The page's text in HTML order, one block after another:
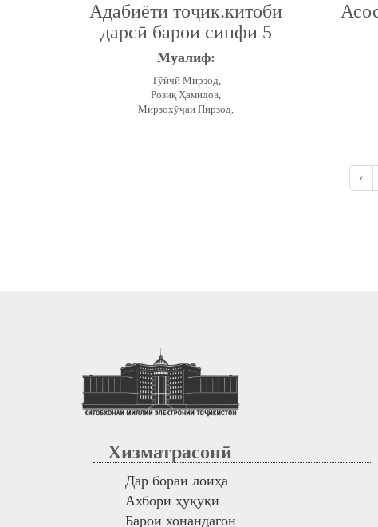
Адабиёти тоҷик.китоби
дарсӣ барои синфи 5
Муалиф:
Тӯйчӣ Мирзод,
Розиқ Ҳамидов,
Мирзохӯҷаи Пирзод,
‹
Хизматрасонӣ
Дар бораи лоиҳа
Ахбори ҳуқуқӣ
Барои хонандагон